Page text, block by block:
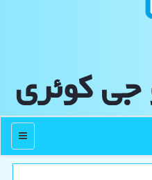
كوئری
منو